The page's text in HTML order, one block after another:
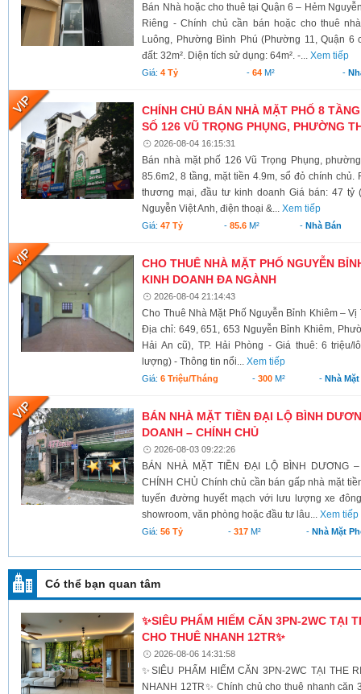
Bán Nhà hoặc cho thuê tại Quận 6 – Hẻm
Riêng - Chính chủ cần bán hoặc cho thuê
Luông, Phường Bình Phú (Phường 11, Quận 6
đất: 32m². Diện tích sử dụng: 64m². -...Xem tiếp
Giá:4 Tỷ - 64M² -
CHÍNH CHỦ BÁN NHÀ MẶT PHỐ 8
SỐ 126 VŨ TRỌNG PHỤNG, PHƯỜNG
2026-08-04 16:15:31
Bán nhà mặt phố 126 Vũ Trọng Phụng,
85.6m2, 8 tầng, mặt tiền 4.9m, sổ đỏ chính
thương mại, đầu tư kinh doanh Giá bán: 47
Nguyễn Việt Anh, điện thoại &...Xem tiếp
Giá:47 Tỷ - 85.6M² - Nhà Bán
CHO THUÊ NHÀ MẶT PHỐ NGUYỄN
KINH DOANH ĐA NGÀNH
2026-08-04 21:14:43
Cho Thuê Nhà Mặt Phố Nguyễn Bỉnh Khiêm –
Địa chỉ: 649, 651, 653 Nguyễn Bỉnh Khiêm,
Hải An cũ), TP. Hải Phòng - Giá thuê: 6 triệu/
lượng) - Thông tin nổi...Xem tiếp
Giá:6 Triệu/tháng -300 M² - Nhà
BÁN NHÀ MẶT TIỀN ĐẠI LỘ BÌNH
DOANH – CHÍNH CHỦ
2026-08-03 09:22:26
BÁN NHÀ MẶT TIỀN ĐẠI LỘ BÌNH DƯƠNG
CHÍNH CHỦ Chính chủ cần bán gấp nhà mặt
tuyến đường huyết mạch với lưu lượng xe
showroom, văn phòng hoặc đầu tư lâu...Xem tiếp
Giá:56 Tỷ -317 M² - Nhà Mặt
Có thể bạn quan tâm
✨SIÊU PHẨM HIẾM CĂN 3PN-2WC TẠI
CHO THUÊ NHANH 12TR✨
2026-08-06 14:31:58
✨SIÊU PHẨM HIẾM CĂN 3PN-2WC TẠI THE
NHANH 12TR✨ Chính chủ cho thuê nhanh căn